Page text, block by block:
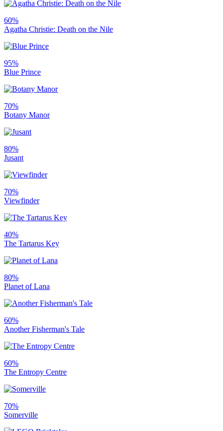
60%
Agatha Christie: Death on the Nile
95%
Blue Prince
70%
Botany Manor
80%
Jusant
70%
Viewfinder
40%
The Tartarus Key
80%
Planet of Lana
60%
Another Fisherman's Tale
60%
The Entropy Centre
70%
Somerville